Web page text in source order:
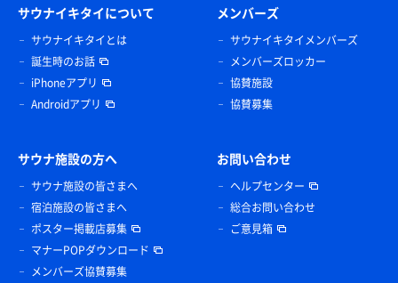
サウナイキタイについて
サウナイキタイとは
誕生時のお話
iPhoneアプリ
Androidアプリ
メンバーズ
サウナイキタイメンバーズ
メンバーズロッカー
協賛施設
協賛募集
サウナ施設の方へ
サウナ施設の皆さまへ
宿泊施設の皆さまへ
ポスター掲載店募集
マナーPOPダウンロード
メンバーズ協賛募集
お問い合わせ
ヘルプセンター
総合お問い合わせ
ご意見箱